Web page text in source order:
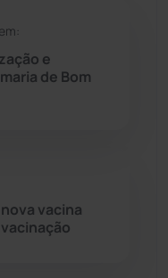
e
de Bom
vacina